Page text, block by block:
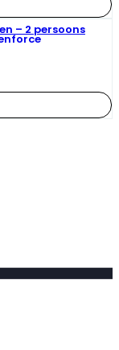
– 2 persoons